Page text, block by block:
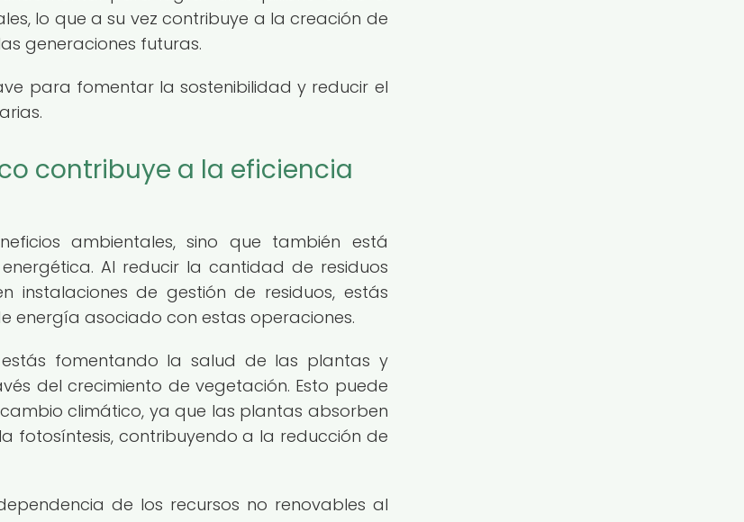
lo que a su vez contribuye a la creación de
generaciones futuras.
para fomentar la sostenibilidad y reducir el
contribuye a la eficiencia
ambientales, sino que también está
Al reducir la cantidad de residuos
instalaciones de gestión de residuos, estás
energía asociado con estas operaciones.
fomentando la salud de las plantas y
del crecimiento de vegetación. Esto puede
climático, ya que las plantas absorben
contribuyendo a la reducción de
de los recursos no renovables al